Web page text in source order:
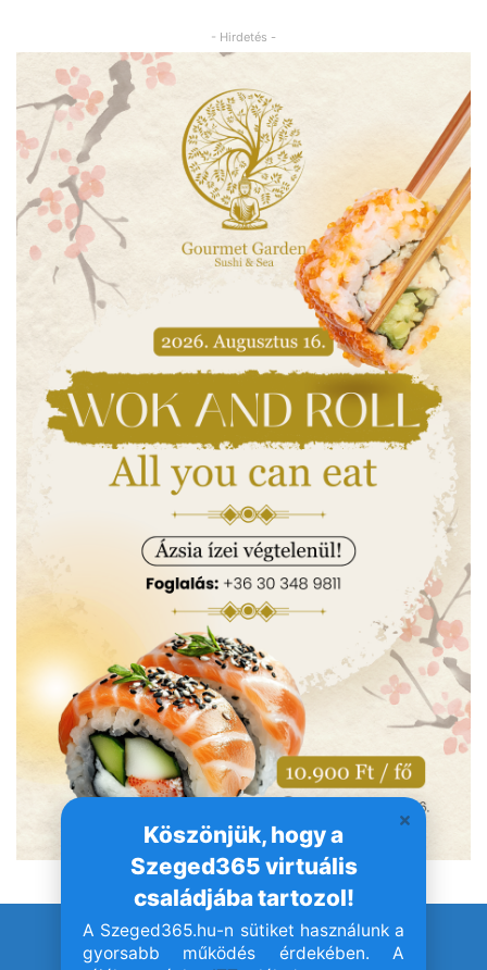
Köszönjük, hogy a
Szeged365 virtuális
családjába tartozol!
A Szeged365.hu-n sütiket használunk a
gyorsabb működés érdekében. A
- Hirdetés -
© Szeged365.hu I Minden jog fenntartva!